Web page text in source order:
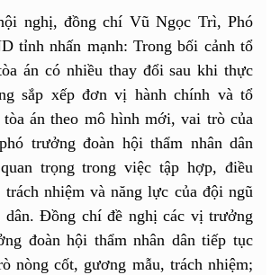
nghị, đồng chí Vũ Ngọc Trì, Phó
tỉnh nhấn mạnh: Trong bối cảnh tổ
án có nhiều thay đổi sau khi thực
sắp xếp đơn vị hành chính và tổ
tòa án theo mô hình mới, vai trò của
trưởng đoàn hội thẩm nhân dân
trọng trong việc tập hợp, điều
nhiệm và năng lực của đội ngũ
dân. Đồng chí đề nghị các vị trưởng
đoàn hội thẩm nhân dân tiếp tục
nòng cốt, gương mẫu, trách nhiệm;